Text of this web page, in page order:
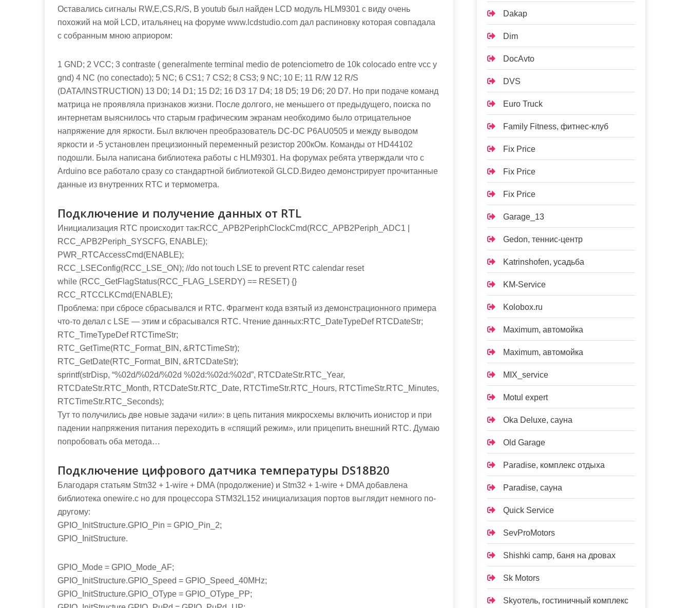
Оставались сигналы RW,E,CS,R/S, В youtub был найден LCD модуль HLM9301 с виду очень
похожий на мой LCD, итальянец на форуме www.lcdstudio.com дал распиновку которая совпадала
с собранным мною априором:
1 GND; 2 VCC; 3 contraste ( generalmente terminal medio de potenciometro de 10k colocado entre vcc y
gnd) 4 NC (no conectado); 5 NC; 6 CS1; 7 CS2; 8 CS3; 9 NC; 10 E; 11 R/W 12 R/S
(DATA/INSTRUCTION) 13 D0; 14 D1; 15 D2; 16 D3 17 D4; 18 D5; 19 D6; 20 D7. Но при подаче команд
матрица не проявляла признаков жизни. После долгого, не меньшего от предыдущего, поиска по
интернетам выяснилось что старым графическим экранам необходимо было отрицательное
напряжение для яркости. Был включен преобразователь DC-DC P6AU0505 и между выводом
яркости и -5 установлен прецизионный переменный резистор 200кОм. Команды от HD44102
подошли. Была написана библиотека работы с HLM9301. На форумах ребята утверждали что с
Arduino все работало сразу со стандартной библиотекой GLCD.Видео демонстрирует прочитанные
данные из внутренних RTC и термометра.
Подключение и получение данных от RTL
Инициализация RTC происходит так:RCC_APB2PeriphClockCmd(RCC_APB2Periph_ADC1 |
RCC_APB2Periph_SYSCFG, ENABLE);
PWR_RTCAccessCmd(ENABLE);
RCC_LSEConfig(RCC_LSE_ON); //do not touch LSE to prevent RTC calendar reset
while (RCC_GetFlagStatus(RCC_FLAG_LSERDY) == RESET) {}
RCC_RTCCLKCmd(ENABLE);
Проблема: при сбросе сбрасывался и RTC. Фрагмент кода взятый из демонстрационного примера
что-то делал с LSE — этим и сбрасывался RTC. Чтение данных:RTC_DateTypeDef RTCDateStr;
RTC_TimeTypeDef RTCTimeStr;
RTC_GetTime(RTC_Format_BIN, &RTCTimeStr);
RTC_GetDate(RTC_Format_BIN, &RTCDateStr);
sprintf(strDisp, “%02d/%02d/%02d %02d:%02d:%02d”, RTCDateStr.RTC_Year,
RTCDateStr.RTC_Month, RTCDateStr.RTC_Date, RTCTimeStr.RTC_Hours, RTCTimeStr.RTC_Minutes,
RTCTimeStr.RTC_Seconds);
Тут то получились две новые задачи «или»: в цепь питания микросхемы включить ионистор и при
падении напряжения питания переходить в «спящий режим», или прицепить внешний RTC. Думаю
попробовать оба метода…
Подключение цифрового датчика температуры DS18B20
Благодаря статьям Stm32 + 1-wire + DMA (продолжение) и Stm32 + 1-wire + DMA добавлена
библиотека onewire.c но для процессора STM32L152 инициализация портов выглядит немного по-
другому:
GPIO_InitStructure.GPIO_Pin = GPIO_Pin_2;
GPIO_InitStructure.
GPIO_Mode = GPIO_Mode_AF;
GPIO_InitStructure.GPIO_Speed = GPIO_Speed_40MHz;
GPIO_InitStructure.GPIO_OType = GPIO_OType_PP;
Dakap
Dim
DocAvto
DVS
Euro Truck
Family Fitness, фитнес-клуб
Fix Price
Fix Price
Fix Price
Garage_13
Gedon, теннис-центр
Katrinshofen, усадьба
KM-Service
Kolobox.ru
Maximum, автомойка
Maximum, автомойка
MIX_service
Motul expert
Oka Deluxe, сауна
Old Garage
Paradise, комплекс отдыха
Paradise, сауна
Quick Service
SevProMotors
Shishki camp, баня на дровах
Sk Motors
Skyотель, гостиничный комплекс